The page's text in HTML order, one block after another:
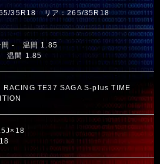
35R18 リア：265/35R18
間 - 温間 1.85
温間 1.85
RACING TE37 SAGA S-plus TIME